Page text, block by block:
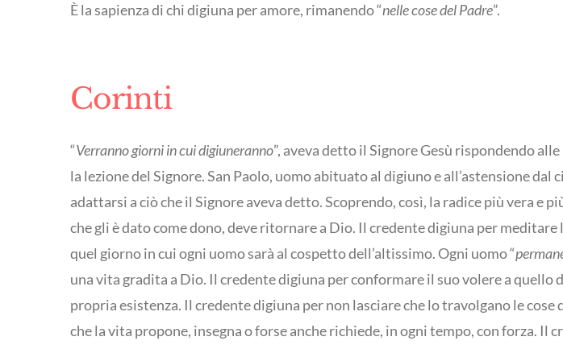
È la sapienza di chi digiuna per amore, rimanendo “nelle cose del Padre”.
Corinti
“Verranno giorni in cui digiuneranno”, aveva detto il Signore Gesù rispondendo
la lezione del Signore. San Paolo, uomo abituato al digiuno e all’astensione
adattarsi a ciò che il Signore aveva detto. Scoprendo, così, la radice più vera e
che gli è dato come dono, deve ritornare a Dio. Il credente digiuna per
quel giorno in cui ogni uomo sarà al cospetto dell’altissimo. Ogni uomo “
una vita gradita a Dio. Il credente digiuna per conformare il suo volere a quello
propria esistenza. Il credente digiuna per non lasciare che lo travolgano le
che la vita propone, insegna o forse anche richiede, in ogni tempo, con forza.